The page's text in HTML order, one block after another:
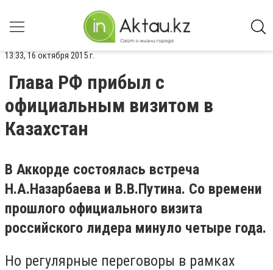
13:33, 16 октября 2015 г.
Глава РФ прибыл с
официальным визитом в
Казахстан
В Аккорде состоялась встреча
Н.А.Назарбаева и В.В.Путина. Со времени
прошлого официального визита
российского лидера минуло четыре года.
Но регулярные переговоры в рамках